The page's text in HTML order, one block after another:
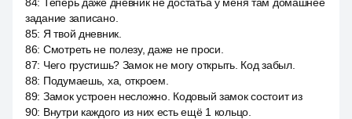
задание записано.
85: Я твой дневник.
86: Смотреть не полезу, даже не проси.
87: Чего грустишь? Замок не могу открыть. Код забыл.
88: Подумаешь, ха, откроем.
89: Замок устроен несложно. Кодовый замок состоит из
90: Внутри каждого из них есть ещё 1 кольцо.